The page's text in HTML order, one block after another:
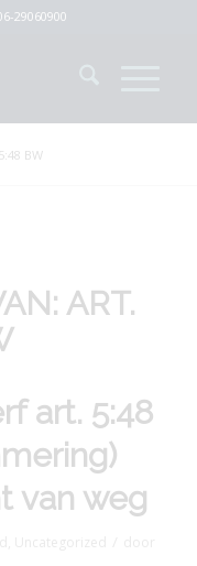
29060900
BW
ART.
art. 5:48
van weg